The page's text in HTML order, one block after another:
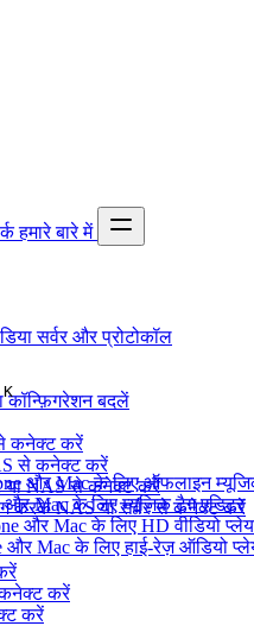
हमारे बारे में
और Mac के लिए ऑफलाइन
और Mac के लिए म्यूज़िक टैग एडिटर
और Mac के लिए HD वीडियो
और Mac के लिए हाई-रेज़ ऑडियो
सर्वर और प्रोटोकॉल
कॉन्फ़िगरेशन बदलें
कनेक्ट करें
से कनेक्ट करें
या NAS से कनेक्ट करें
करके NAS या सर्वर से कनेक्ट करें
कनेक्ट करें
करें